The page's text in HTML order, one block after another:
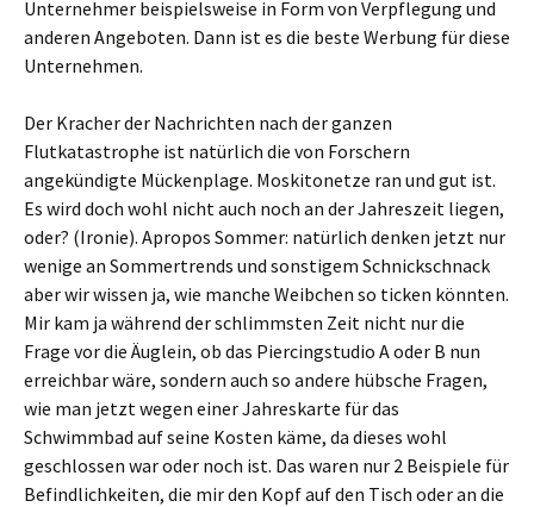
Unternehmer beispielsweise in Form von Verpflegung und
anderen Angeboten. Dann ist es die beste Werbung für diese
Unternehmen.
Der Kracher der Nachrichten nach der ganzen
Flutkatastrophe ist natürlich die von Forschern
angekündigte Mückenplage. Moskitonetze ran und gut ist.
Es wird doch wohl nicht auch noch an der Jahreszeit liegen,
oder? (Ironie). Apropos Sommer: natürlich denken jetzt nur
wenige an Sommertrends und sonstigem Schnickschnack
aber wir wissen ja, wie manche Weibchen so ticken könnten.
Mir kam ja während der schlimmsten Zeit nicht nur die
Frage vor die Äuglein, ob das Piercingstudio A oder B nun
erreichbar wäre, sondern auch so andere hübsche Fragen,
wie man jetzt wegen einer Jahreskarte für das
Schwimmbad auf seine Kosten käme, da dieses wohl
geschlossen war oder noch ist. Das waren nur 2 Beispiele für
Befindlichkeiten, die mir den Kopf auf den Tisch oder an die